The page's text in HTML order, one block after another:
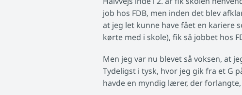
job hos FDB, men inden det blev
at jeg let kunne have fået en kariere
kørte med i skole), fik så jobbet hos
Men jeg var nu blevet så voksen, at
Tydeligst i tysk, hvor jeg gik fra et G
havde en myndig lærer, der